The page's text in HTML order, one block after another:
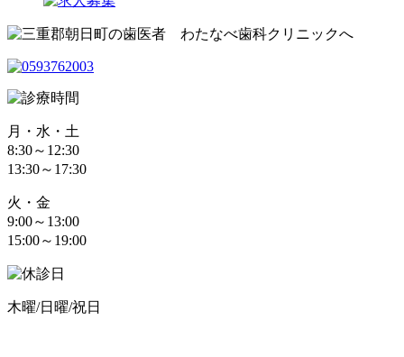
月・水・土
8:30～12:30
13:30～17:30
火・金
9:00～13:00
15:00～19:00
木曜/日曜/祝日